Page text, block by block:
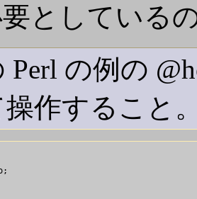
としている
Perl の例の
操作すること